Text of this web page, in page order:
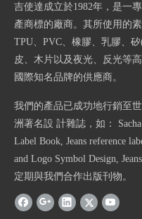
吉使達成立於1982年，是一
產商標的廠商。其所使用的
TPU、PVC、橡膠、乳膠、
皮、木片以及夜光、反光等
國際知名品牌的供應商。
我們的產品已成功地行銷至
洲著名設 計雜誌，如：
Label Book, Jeans reference
and Logo Symbol Design,
定期與我們合作出版刊物。